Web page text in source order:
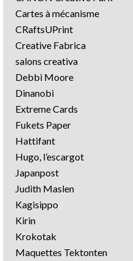
Cartes à mécanisme
CRaftsUPrint
Creative Fabrica
salons creativa
Debbi Moore
Dinanobi
Extreme Cards
Fukets Paper
Hattifant
Hugo, l’escargot
Japanpost
Judith Maslen
Kagisippo
Kirin
Krokotak
Maquettes Tektonten